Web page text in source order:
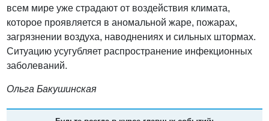
всем мире уже страдают от воздействия климата,
которое проявляется в аномальной жаре, пожарах,
загрязнении воздуха, наводнениях и сильных штормах.
Ситуацию усугубляет распространение инфекционных
заболеваний.
Ольга Бакушинская